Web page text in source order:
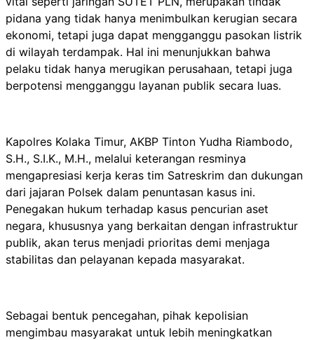
pidana yang tidak hanya menimbulkan kerugian secara
ekonomi, tetapi juga dapat mengganggu pasokan listrik
di wilayah terdampak. Hal ini menunjukkan bahwa
pelaku tidak hanya merugikan perusahaan, tetapi juga
berpotensi mengganggu layanan publik secara luas.
Kapolres Kolaka Timur, AKBP Tinton Yudha Riambodo,
S.H., S.I.K., M.H., melalui keterangan resminya
mengapresiasi kerja keras tim Satreskrim dan dukungan
dari jajaran Polsek dalam penuntasan kasus ini.
Penegakan hukum terhadap kasus pencurian aset
negara, khususnya yang berkaitan dengan infrastruktur
publik, akan terus menjadi prioritas demi menjaga
stabilitas dan pelayanan kepada masyarakat.
Sebagai bentuk pencegahan, pihak kepolisian
mengimbau masyarakat untuk lebih meningkatkan